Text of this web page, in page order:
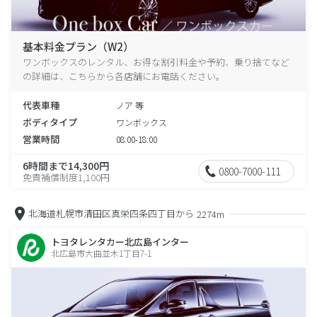
基本料金プラン（W2）
ワンボックスのレンタル、お得な割引料金や予約、乗り捨てなど
の詳細は、こちらから各店舗にお電話ください。
代表車種 ノア 等
ボディタイプ ワンボックス
営業時間 08:00-18:00
6時間まで14,300円
免責補償制度1,100円 0800-7000-111
北海道札幌市清田区真栄四条四丁目から 2274m
トヨタレンタカー北広島インター
北広島市大曲並木1丁目7-1